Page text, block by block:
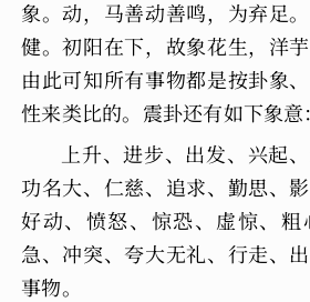
象。动，马善动善鸣，为弃足
健。初阳在下，故象花生，洋
由此可知所有事物都是按卦象
性来类比的。震卦还有如下象意：
上升、进步、出发、兴起
功名大、仁慈、追求、勤思、影
好动、愤怒、惊恐、虚惊、
急、冲突、夸大无礼、行走、
事物。